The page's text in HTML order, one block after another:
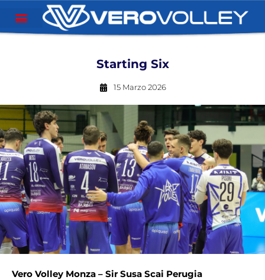
Starting Six
15 Marzo 2026
Vero Volley Monza – Sir Susa Scai Perugia